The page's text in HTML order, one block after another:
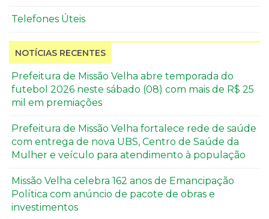
Telefones Úteis
NOTÍCIAS RECENTES
Prefeitura de Missão Velha abre temporada do
futebol 2026 neste sábado (08) com mais de R$ 25
mil em premiações
Prefeitura de Missão Velha fortalece rede de saúde
com entrega de nova UBS, Centro de Saúde da
Mulher e veículo para atendimento à população
Missão Velha celebra 162 anos de Emancipação
Política com anúncio de pacote de obras e
investimentos